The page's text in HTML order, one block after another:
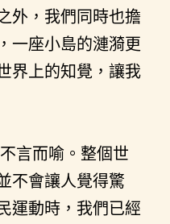
外，我們同時也擔
一座小島的漣漪更
界上的知覺，讓我
言而喻。整個世
不會讓人覺得驚
運動時，我們已經